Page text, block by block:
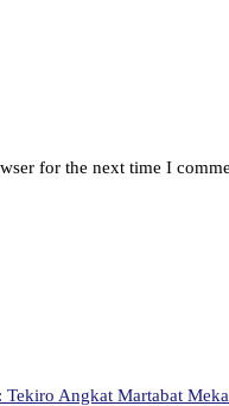
for the next time I
Angkat Martabat